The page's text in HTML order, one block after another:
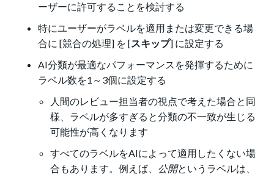
ーザーに許可することを検討する
特にユーザーがラベルを適用または変更できる場
合に [競合の処理] を [スキップ] に設定する
AI分類が最適なパフォーマンスを発揮するために
ラベル数を1～3個に設定する
人間のレビュー担当者の視点で考えた場合と同
様、ラベルが多すぎると分類の不一致が生じる
可能性が高くなります
すべてのラベルをAIによって適用したくない場
合もあります。例えば、 公開というラベルは、